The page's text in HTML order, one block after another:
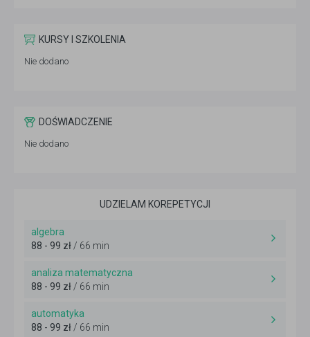
KURSY I SZKOLENIA
Nie dodano
DOŚWIADCZENIE
Nie dodano
UDZIELAM KOREPETYCJI
algebra
88 - 99 zł/ 66 min
analiza matematyczna
88 - 99 zł/ 66 min
automatyka
88 - 99 zł/ 66 min